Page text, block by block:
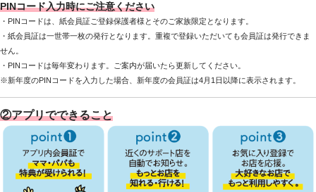
PINコード入力時にご注意ください
・PINコードは、紙会員証ご登録保護者様とそのご家族限定となります。
・紙会員証は一世帯一枚の発行となります。重複で登録いただいても会員証は発行できま
せん。
・PINコードは毎年変わります。ご案内が届いたら更新してください。
※新年度のPINコードを入力した場合、新年度の会員証は4月1日以降に表示されます。
②アプリでできること